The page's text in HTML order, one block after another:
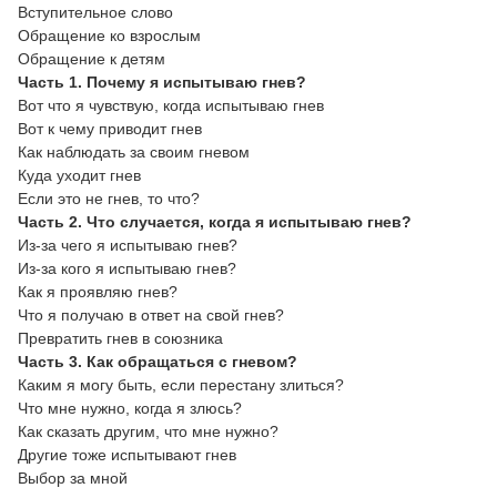
Вступительное слово
Обращение ко взрослым
Обращение к детям
Часть 1. Почему я испытываю гнев?
Вот что я чувствую, когда испытываю гнев
Вот к чему приводит гнев
Как наблюдать за своим гневом
Куда уходит гнев
Если это не гнев, то что?
Часть 2. Что случается, когда я испытываю гнев?
Из-за чего я испытываю гнев?
Из-за кого я испытываю гнев?
Как я проявляю гнев?
Что я получаю в ответ на свой гнев?
Превратить гнев в союзника
Часть 3. Как обращаться с гневом?
Каким я могу быть, если перестану злиться?
Что мне нужно, когда я злюсь?
Как сказать другим, что мне нужно?
Другие тоже испытывают гнев
Выбор за мной